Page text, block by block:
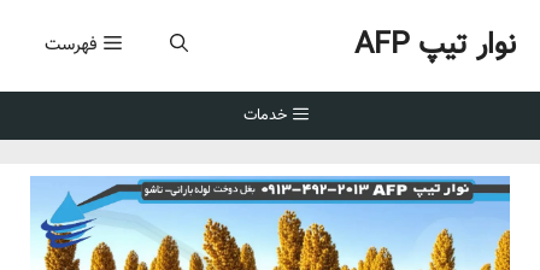
نوار تیپ AFP فهرست
خدمات